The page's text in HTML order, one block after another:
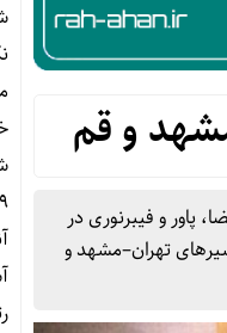
و قم
انجام شود، فضا، پاور و فیبرنوری در
تهران–مشهد و